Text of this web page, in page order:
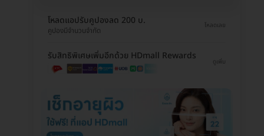
โหลดแอปรับคูปองลด 200 บ.
คูปองมีจำนวนจำกัด
โหลดเลย
รับสิทธิพิเศษเพิ่มอีกด้วย HDmall Rewards
ดูเพิ่ม